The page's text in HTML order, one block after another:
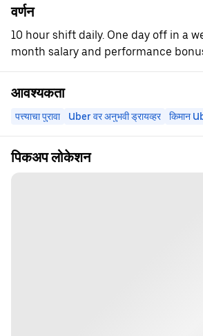
वर्णन
10 hour shift daily. One day off in a
month salary and performance
आवश्यकता
पत्त्याचा पुरावा Uber वर अनुभवी ड्रायव्हर किमान
पिकअप लोकेशन